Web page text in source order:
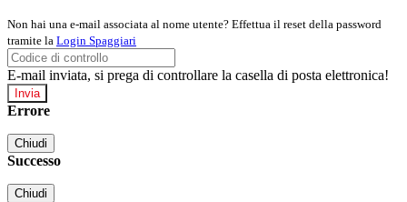
Non hai una e-mail associata al nome utente? Effettua il reset della password
tramite la Login Spaggiari
E-mail inviata, si prega di controllare la casella di posta elettronica!
Errore
Chiudi
Successo
Chiudi